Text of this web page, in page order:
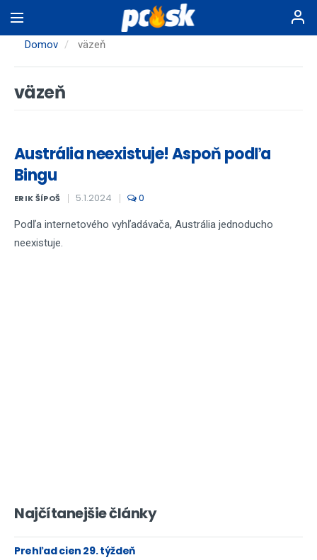
na
hlavnýDomov väzeň
väzeň
Austrália neexistuje! Aspoň podľa
Bingu
ERIK ŠÍPOŠ 5.1.2024 0
Podľa internetového vyhľadávača, Austrália jednoducho
neexistuje.
Najčítanejšie články
Prehľad cien 29. týždeň